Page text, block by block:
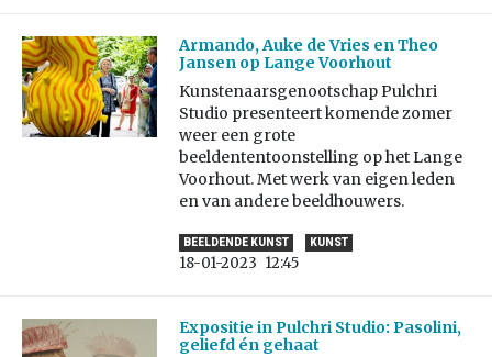
Armando, Auke de Vries en Theo
Jansen op Lange Voorhout
Kunstenaarsgenootschap Pulchri
Studio presenteert komende zomer
weer een grote
beeldententoonstelling op het Lange
Voorhout. Met werk van eigen leden
en van andere beeldhouwers.
BEELDENDE KUNST KUNST
18-01-2023 12:45
Expositie in Pulchri Studio: Pasolini,
geliefd én gehaat